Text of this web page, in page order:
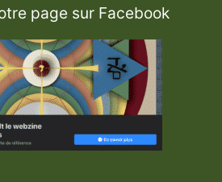
page sur Facebook